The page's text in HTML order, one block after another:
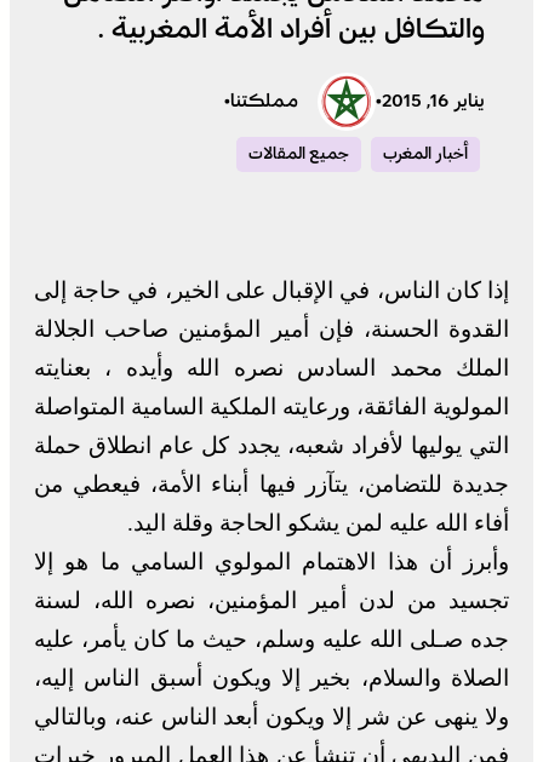
والتكافل بين أفراد الأمة المغربية .
يناير 16, 2015 • مملكتنا•
أخبار المغرب جميع المقالات
إذا كان الناس، في الإقبال على الخير، في حاجة إلى
القدوة الحسنة، فإن أمير المؤمنين صاحب الجلالة
الملك محمد السادس نصره الله وأيده ، بعنايته
المولوية الفائقة، ورعايته الملكية السامية المتواصلة
التي يوليها لأفراد شعبه، يجدد كل عام انطلاق حملة
جديدة للتضامن، يتآزر فيها أبناء الأمة، فيعطي من
أفاء الله عليه لمن يشكو الحاجة وقلة اليد.
وأبرز أن هذا الاهتمام المولوي السامي ما هو إلا
تجسيد من لدن أمير المؤمنين، نصره الله، لسنة
جده صـلى الله عليه وسلم، حيث ما كان يأمر، عليه
الصلاة والسلام، بخير إلا ويكون أسبق الناس إليه،
ولا ينهى عن شر إلا ويكون أبعد الناس عنه، وبالتالي
فمن البديهي أن تنشأ عن هذا العمل المبرور خيرات